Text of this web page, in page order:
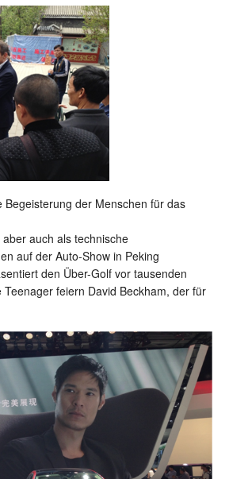
Begeisterung der Menschen für das
auch als technische
auf der Auto-Show in Peking
den Über-Golf vor tausenden
feiern David Beckham, der für